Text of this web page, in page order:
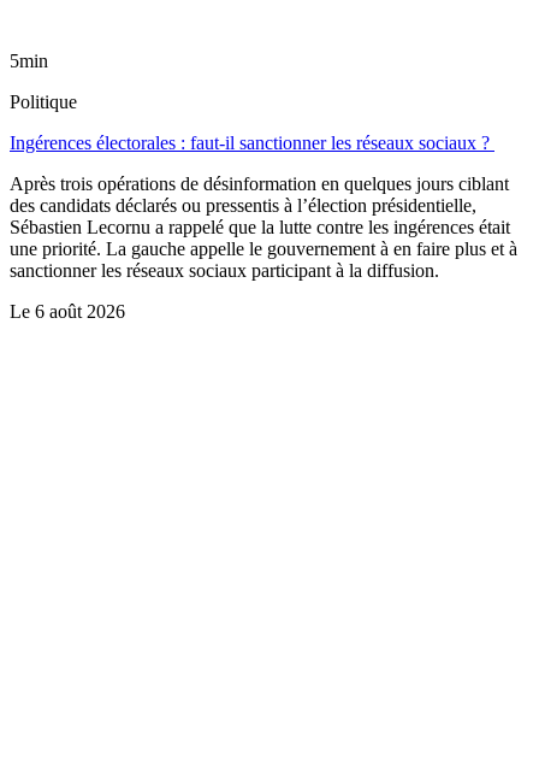
5min
Politique
Ingérences électorales : faut-il sanctionner les réseaux sociaux ?
Après trois opérations de désinformation en quelques jours ciblant
des candidats déclarés ou pressentis à l’élection présidentielle,
Sébastien Lecornu a rappelé que la lutte contre les ingérences était
une priorité. La gauche appelle le gouvernement à en faire plus et à
sanctionner les réseaux sociaux participant à la diffusion.
Le 6 août 2026